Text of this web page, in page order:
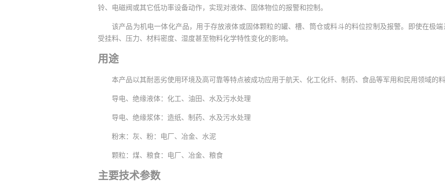
铃、电磁阀或其它低功率设备动作，实现对液体、固体物位的报警和控制。
该产品为机电一体化产品，用于存放液体或固体颗粒的罐、槽、筒仓或料斗的料位控制及报警。即使在极
受挂料、压力、材料密度、湿度甚至物料化学特性变化的影响。
用途
本产品以其耐恶劣使用环境及高可靠等特点被成功应用于航天、化工化纤、制药、食品等军用和民用领域的料
导电、绝缘液体：化工、油田、水及污水处理
导电、绝缘浆体：造纸、制药、水及污水处理
粉末：灰、粉：电厂、冶金、水泥
颗粒：煤、粮食：电厂、冶金、粮食
主要技术参数